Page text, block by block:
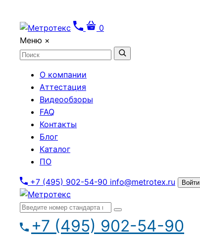
0
Меню ×
О компании
Аттестация
Видеообзоры
FAQ
Контакты
Блог
Каталог
ПО
+7 (495) 902-54-90 info@metrotex.ru Войти
+7 (495) 902-54-90